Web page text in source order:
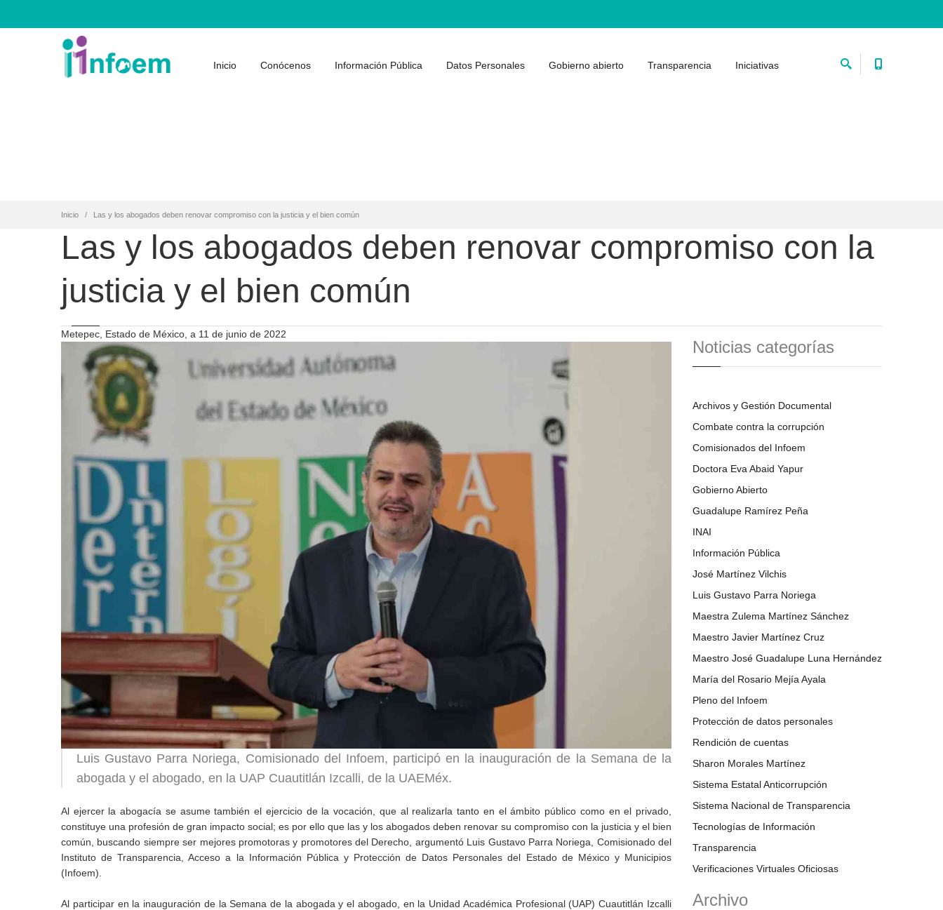
Inicio Conócenos Información Pública Datos Personales Gobierno abierto Transparencia Iniciativas
Inicio Las y los abogados deben renovar compromiso con la justicia y el bien común
Las y los abogados deben renovar compromiso con la
justicia y el bien común
Metepec, Estado de México, a 11 de junio de 2022
Luis Gustavo Parra Noriega, Comisionado del Infoem, participó en la inauguración de la Semana de la
abogada y el abogado, en la UAP Cuautitlán Izcalli, de la UAEMéx.
Al ejercer la abogacía se asume también el ejercicio de la vocación, que al realizarla tanto en el ámbito público como en el privado,
constituye una profesión de gran impacto social; es por ello que las y los abogados deben renovar su compromiso con la justicia y el bien
común, buscando siempre ser mejores promotoras y promotores del Derecho, argumentó Luis Gustavo Parra Noriega, Comisionado del
Instituto de Transparencia, Acceso a la Información Pública y Protección de Datos Personales del Estado de México y Municipios
(Infoem).
Al participar en la inauguración de la Semana de la abogada y el abogado, en la Unidad Académica Profesional (UAP) Cuautitlán Izcalli
Noticias categorías
Archivos y Gestión Documental
Combate contra la corrupción
Comisionados del Infoem
Doctora Eva Abaid Yapur
Gobierno Abierto
Guadalupe Ramírez Peña
INAI
Información Pública
José Martínez Vilchis
Luis Gustavo Parra Noriega
Maestra Zulema Martínez Sánchez
Maestro Javier Martínez Cruz
Maestro José Guadalupe Luna Hernández
María del Rosario Mejía Ayala
Pleno del Infoem
Protección de datos personales
Rendición de cuentas
Sharon Morales Martínez
Sistema Estatal Anticorrupción
Sistema Nacional de Transparencia
Tecnologías de Información
Transparencia
Verificaciones Virtuales Oficiosas
Archivo